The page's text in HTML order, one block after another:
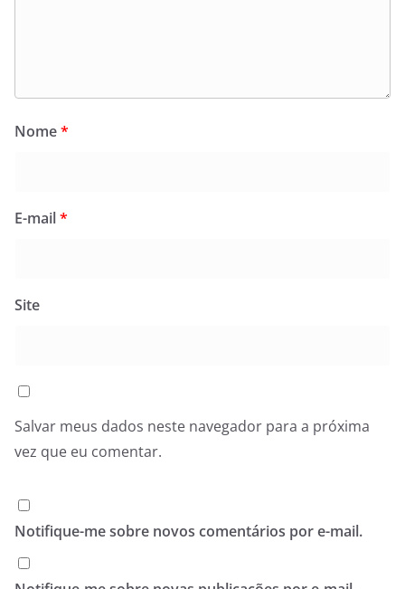
Nome*
E-mail*
Site
Salvar meus dados neste navegador para a próxima
vez que eu comentar.
Notifique-me sobre novos comentários por e-mail.